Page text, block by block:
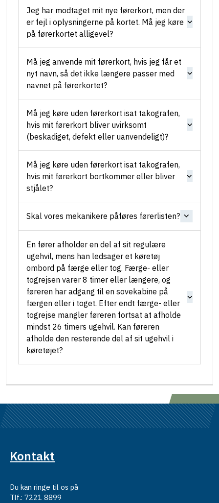
Jeg har modtaget mit nye førerkort, men der
er fejl i oplysningerne på kortet. Må jeg køre
på førerkortet alligevel?
Må jeg anvende mit førerkort, hvis jeg får et
nyt navn, så det ikke længere passer med
navnet på førerkortet?
Må jeg køre uden førerkort isat takografen,
hvis mit førerkort bliver uvirksomt
(beskadiget, defekt eller uanvendeligt)?
Må jeg køre uden førerkort isat takografen,
hvis mit førerkort bortkommer eller bliver
stjålet?
Skal vores mekanikere påføres førerlisten?
En fører afholder en del af sit regulære
ugehvil, mens han ledsager et køretøj
ombord på færge eller tog. Færge- eller
togrejsen varer 8 timer eller længere, og
føreren har adgang til en sovekabine på
færgen eller i toget. Efter endt færge- eller
togrejse mangler føreren fortsat at afholde
mindst 26 timers ugehvil. Kan føreren
afholde den resterende del af sit ugehvil i
køretøjet?
Kontakt
Du kan ringe til os på
Tlf.: 7221 8899